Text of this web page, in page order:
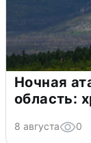
Ночная
область:
8 августа 0